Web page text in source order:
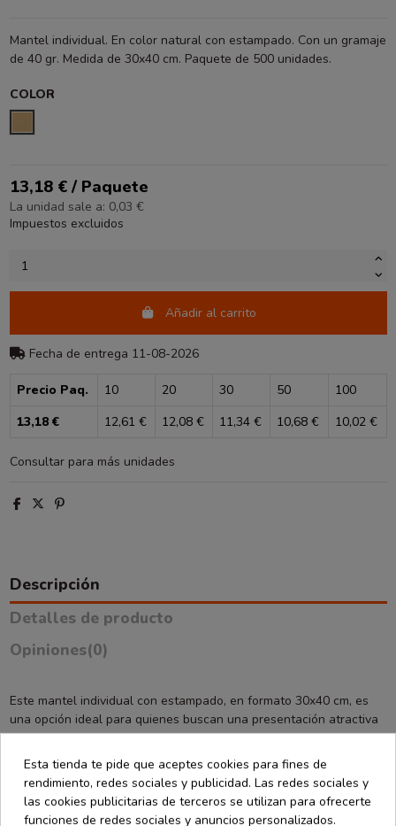
Mantel individual. En color natural con estampado. Con un gramaje
de 40 gr. Medida de 30x40 cm. Paquete de 500 unidades.
COLOR
13,18 € / Paquete
La unidad sale a: 0,03 €
Impuestos excluidos
Añadir al carrito
Fecha de entrega 11-08-2026
Precio Paq. 10 20 30 50
100
13,18 €
12,61 € 12,08 € 11,34 € 10,68 € 10,02 €
Consultar para más unidades
Descripción
Detalles de producto
Opiniones(0)
Este mantel individual con estampado, en formato 30x40 cm, es
una opción ideal para quienes buscan una presentación atractiva
y funcional en cada servicio. El diseño estampado aporta un toque
decorativo sin recargar la mesa, siendo perfecto para cafeterías,
bares, restaurantes, caterings y eventos informales o temáticos.
Con un paquete de 500 unidades, ofrece una solución eficiente
Esta tienda te pide que aceptes cookies para fines de
rendimiento, redes sociales y publicidad. Las redes sociales y
las cookies publicitarias de terceros se utilizan para ofrecerte
funciones de redes sociales y anuncios personalizados.